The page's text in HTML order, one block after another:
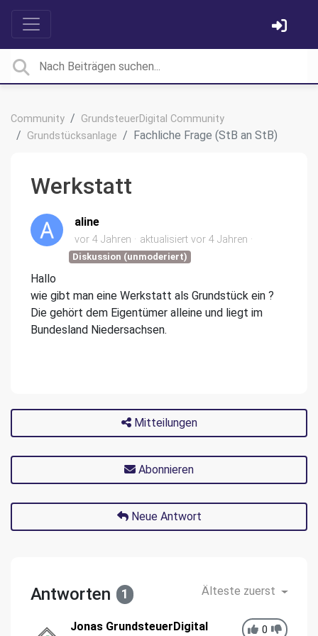
Community
GrundsteuerDigital Community
Grundstücksanlage
Fachliche Frage (StB an StB)
Werkstatt
aline
vor 4 Jahren aktualisiert vor 4 Jahren
Diskussion (unmoderiert)
Hallo
wie gibt man eine Werkstatt als Grundstück ein ?
Die gehört dem Eigentümer alleine und liegt im
Bundesland Niedersachsen.
Mitteilungen
Abonnieren
Neue Antwort
Antworten 1 Älteste zuerst
0
Jonas GrundsteuerDigital